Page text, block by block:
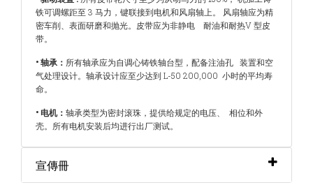
铁可调螺距至 3 马力，键联接到电机和风扇轴上。
风扇轴应为精
密车削、表面研磨和抛光。皮带应为非静电 耐油和耐热V 型皮
带。
• 轴承： 所有轴承应为自调心铸铁轴台型，配备注油孔 装置和空
气处理设计。轴承设计应至少达到 L-50 200,000 小时的平均寿
命。
• 电机： 轴承类型为密封滚珠，提供给规定的电压、
相位和外
壳。所有电机安装后均进行出厂测试。
宣傳冊